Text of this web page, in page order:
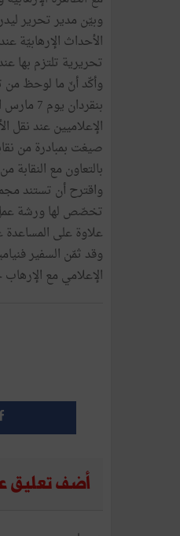
وبيّن مدير تحرير
الأحداث الإرهابيّة
تحريرية تلتزم بها
وأكّد أنّ ما لوحظ من
الإعلاميين عند نقل
صيغت بمبادرة من
بالتعاون مع
واقترح أن تستند
تخصّص لها ورشة عمل
علاوة على
وقد ثمّن السفير
الإعلامي مع الإرهاب
أضف تعليق